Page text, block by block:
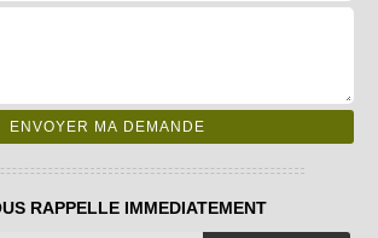
RAPPELLE IMMEDIATEMENT